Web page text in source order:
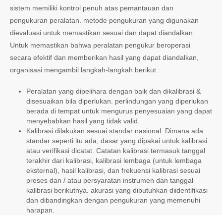
sistem memiliki kontrol penuh atas pemantauan dan
pengukuran peralatan. metode pengukuran yang digunakan
dievaluasi untuk memastikan sesuai dan dapat diandalkan.
Untuk memastikan bahwa peralatan pengukur beroperasi
secara efektif dan memberikan hasil yang dapat diandalkan,
organisasi mengambil langkah-langkah berikut :
Peralatan yang dipelihara dengan baik dan dikalibrasi &
disesuaikan bila diperlukan. perlindungan yang diperlukan
berada di tempat untuk mengurus penyesuaian yang dapat
menyebabkan hasil yang tidak valid.
Kalibrasi dilakukan sesuai standar nasional. Dimana ada
standar seperti itu ada, dasar yang dipakai untuk kalibrasi
atau verifikasi dicatat. Catatan kalibrasi termasuk tanggal
terakhir dari kalibrasi, kalibrasi lembaga (untuk lembaga
eksternal), hasil kalibrasi, dan frekuensi kalibrasi sesuai
proses dan / atau persyaratan instrumen dan tanggal
kalibrasi berikutnya. akurasi yang dibutuhkan diidentifikasi
dan dibandingkan dengan pengukuran yang memenuhi
harapan.